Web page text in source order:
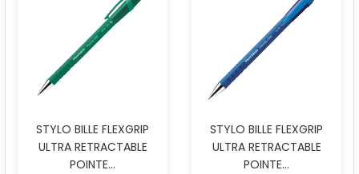
STYLO BILLE FLEXGRIP
ULTRA RETRACTABLE
POINTE...
STYLO BILLE FLEXGRIP
ULTRA RETRACTABLE
POINTE...